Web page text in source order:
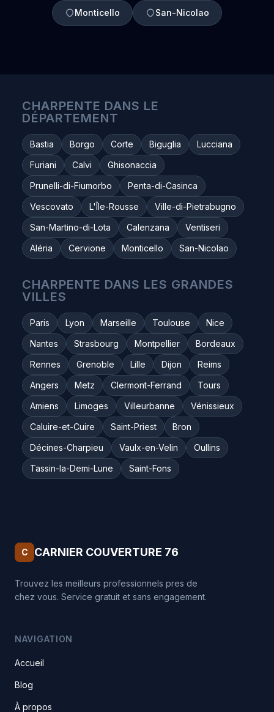
Monticello San-Nicolao
CHARPENTE DANS LE
DÉPARTEMENT
Bastia Borgo Corte Biguglia
Lucciana
Furiani
Calvi
Ghisonaccia
Prunelli-di-Fiumorbo
Penta-di-Casinca
Vescovato
L'Île-Rousse
Ville-di-Pietrabugno
San-Martino-di-Lota
Calenzana
Ventiseri
Aléria
Cervione Monticello San-Nicolao
CHARPENTE DANS LES GRANDES
VILLES
Paris Lyon Marseille Toulouse
Nice
Nantes
Strasbourg Montpellier
Bordeaux
Rennes
Grenoble Lille Dijon
Reims
Angers
Metz Clermont-Ferrand
Tours
Amiens
Limoges Villeurbanne
Vénissieux
Caluire-et-Cuire
Saint-Priest
Bron
Décines-Charpieu
Vaulx-en-Velin
Oullins
Tassin-la-Demi-Lune
Saint-Fons
C CARNIER COUVERTURE 76
Trouvez les meilleurs professionnels pres de
chez vous. Service gratuit et sans engagement.
NAVIGATION
Accueil
Blog
À propos